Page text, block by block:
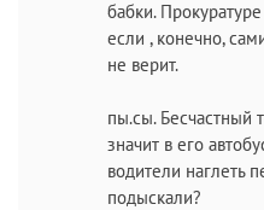
бабки.
если , конечно,
не верит.
пы.сы. Бесчастный
значит в его
водители наглеть
подыскали?